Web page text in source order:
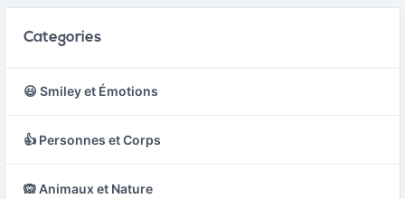
Categories
😃 Smiley et Émotions
👍 Personnes et Corps
🙉 Animaux et Nature